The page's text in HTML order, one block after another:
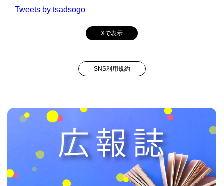
Tweets by tsadsogo
Xで表示
SNS利用規約